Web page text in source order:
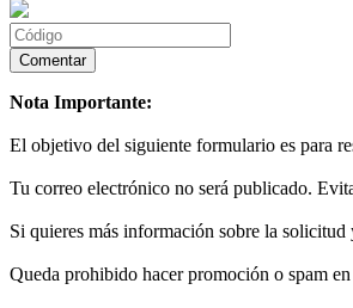
Nota Importante:
El objetivo del siguiente formulario es para
Tu correo electrónico no será publicado.
Si quieres más información sobre la solicitud
Queda prohibido hacer promoción o spam